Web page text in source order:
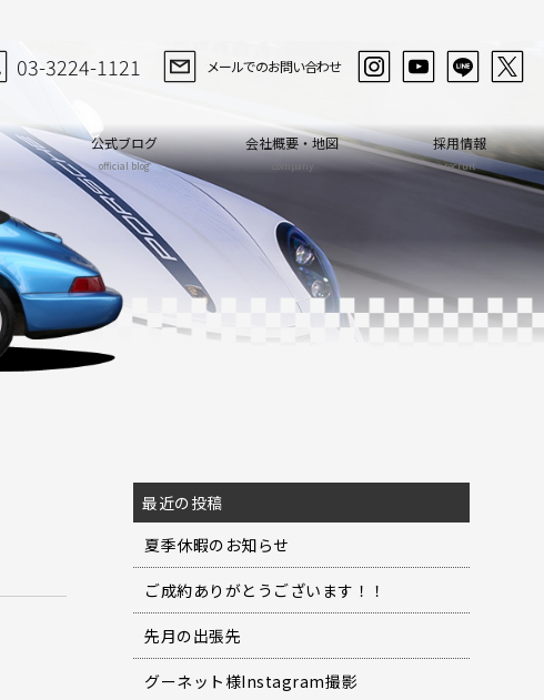
公式ブログ
official blog
会社概要・地図
company
採用情報
recruit
最近の投稿
夏季休暇のお知らせ
ご成約ありがとうございます！！
先月の出張先
グーネット様Instagram撮影
03-3224-1121 メールでのお問い合わせ